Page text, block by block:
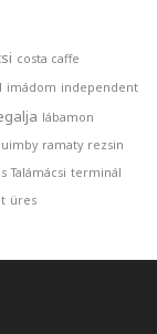
costa caffe
imádom independent
lábamon
ramaty rezsin
Talámácsi terminál
üres